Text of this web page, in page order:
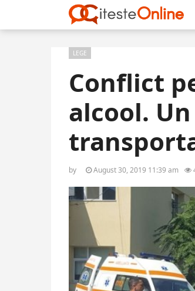
Conflict
alcool.
LEGE
by August 30, 2019 11:39 am